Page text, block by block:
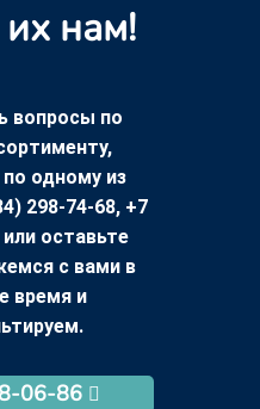
нам!
вопросы по
одному из
298-74-68, +7
оставьте
с вами в
время и
06-86